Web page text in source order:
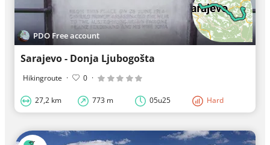
PDO Free account
Sarajevo - Donja Ljubogošta
Hikingroute · 0 ·
27,2 km 773 m 05u25 Hard